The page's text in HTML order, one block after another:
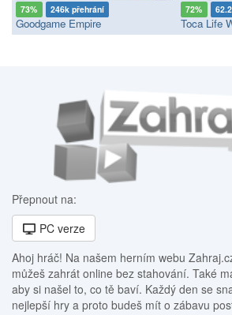
73% 246k přehrání
Goodgame Empire
72%
Toca Life
Přepnout na:
PC verze
Ahoj hráč! Na našem herním webu
můžeš zahrát online bez stahování. Také
aby si našel to, co tě baví. Každý den se
nejlepší hry a proto budeš mít o zábavu